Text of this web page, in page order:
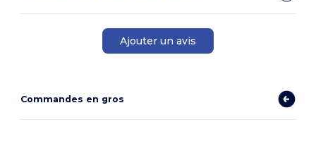
Ajouter un avis
Commandes en gros